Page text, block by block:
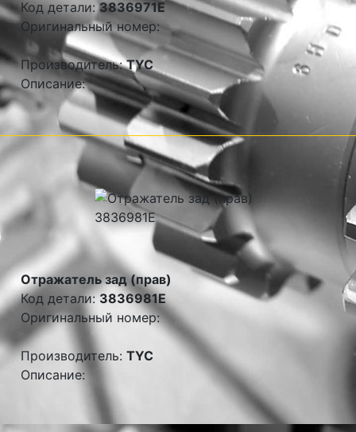
Код детали: 3836971E
Оригинальный номер:
Производитель:TYC
Описание:
Отражатель зад (прав)
Код детали:3836981E
Оригинальный номер:
Производитель: TYC
Описание: